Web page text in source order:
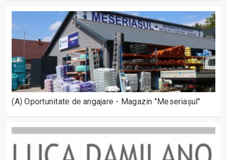
(A) Oportunitate de angajare - Magazin "Meseriașul"